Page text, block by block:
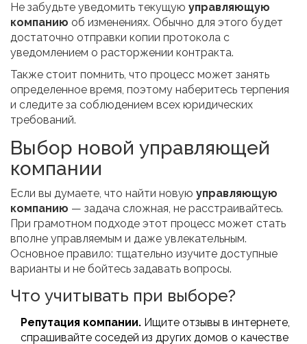
Не забудьте уведомить текущую управляющую
компанию об изменениях. Обычно для этого будет
достаточно отправки копии протокола с
уведомлением о расторжении контракта.
Также стоит помнить, что процесс может занять
определенное время, поэтому наберитесь терпения
и следите за соблюдением всех юридических
требований.
Выбор новой управляющей
компании
Если вы думаете, что найти новую управляющую
компанию — задача сложная, не расстраивайтесь.
При грамотном подходе этот процесс может стать
вполне управляемым и даже увлекательным.
Основное правило: тщательно изучите доступные
варианты и не бойтесь задавать вопросы.
Что учитывать при выборе?
Репутация компании. Ищите отзывы в интернете,
спрашивайте соседей из других домов о качестве